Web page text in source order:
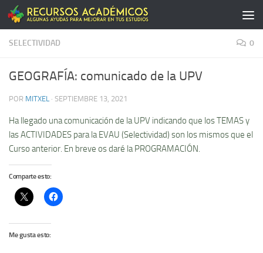
Saltar al contenido
SELECTIVIDAD 0
GEOGRAFÍA: comunicado de la UPV
POR MITXEL · SEPTIEMBRE 13, 2021
Ha llegado una comunicación de la UPV indicando que los TEMAS y
las ACTIVIDADES para la EVAU (Selectividad) son los mismos que el
Curso anterior. En breve os daré la PROGRAMACIÓN.
Comparte esto:
Me gusta esto: